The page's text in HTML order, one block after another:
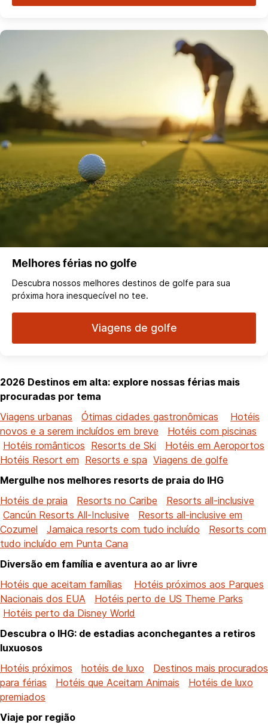
Melhores férias no golfe
Descubra nossos melhores destinos de golfe para sua
próxima hora inesquecível no tee.
Viagens de golfe
2026 Destinos em alta: explore nossas férias mais
procuradas por tema
Viagens urbanas
Ótimas cidades gastronômicas
Hotéis
novos e a serem incluídos em breve
Hotéis com piscinas
Hotéis românticos Resorts de Ski
Hotéis em Aeroportos
Hotéis Resort em Resorts e spa Viagens de golfe
Mergulhe nos melhores resorts de praia do IHG
Hotéis de praia
Resorts no Caribe
Resorts all-inclusive
Cancún Resorts All-Inclusive
Resorts all-inclusive em
Cozumel
Jamaica resorts com tudo incluído
Resorts com
tudo incluído em Punta Cana
Diversão em família e aventura ao ar livre
Hotéis que aceitam famílias
Hotéis próximos aos Parques
Nacionais dos EUA
Hotéis perto de US Theme Parks
Hotéis perto da Disney World
Descubra o IHG: de estadias aconchegantes a retiros
luxuosos
Hotéis próximos
hotéis de luxo
Destinos mais procurados
para férias
Hotéis que Aceitam Animais
Hotéis de luxo
premiados
Viaje por região